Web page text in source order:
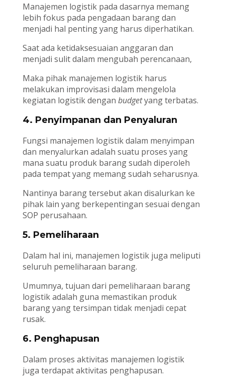
Manajemen logistik pada dasarnya memang
lebih fokus pada pengadaan barang dan
menjadi hal penting yang harus diperhatikan.
Saat ada ketidaksesuaian anggaran dan
menjadi sulit dalam mengubah perencanaan,
Maka pihak manajemen logistik harus
melakukan improvisasi dalam mengelola
kegiatan logistik dengan budgetyang terbatas.
4. Penyimpanan dan Penyaluran
Fungsi manajemen logistik dalam menyimpan
dan menyalurkan adalah suatu proses yang
mana suatu produk barang sudah diperoleh
pada tempat yang memang sudah seharusnya.
Nantinya barang tersebut akan disalurkan ke
pihak lain yang berkepentingan sesuai dengan
SOP perusahaan.
5. Pemeliharaan
Dalam hal ini, manajemen logistik juga meliputi
seluruh pemeliharaan barang.
Umumnya, tujuan dari pemeliharaan barang
logistik adalah guna memastikan produk
barang yang tersimpan tidak menjadi cepat
rusak.
6. Penghapusan
Dalam proses aktivitas manajemen logistik
juga terdapat aktivitas penghapusan.